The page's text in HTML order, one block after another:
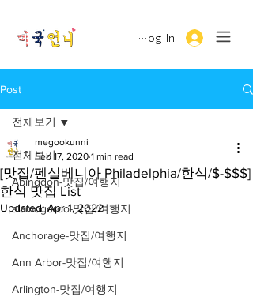
Log In
Post
전체보기
Abingdon-맛집/여행지
alamogordo-맛집/여행지
Anchorage-맛집/여행지
Ann Arbor-맛집/여행지
Arlington-맛집/여행지
전체보기
[맛집/펜실베니아 Philadelphia/한식/$-$$$]
한식 맛집 List
megookunni
Feb 17, 2020 1 min read
Updated:Apr 1, 2022